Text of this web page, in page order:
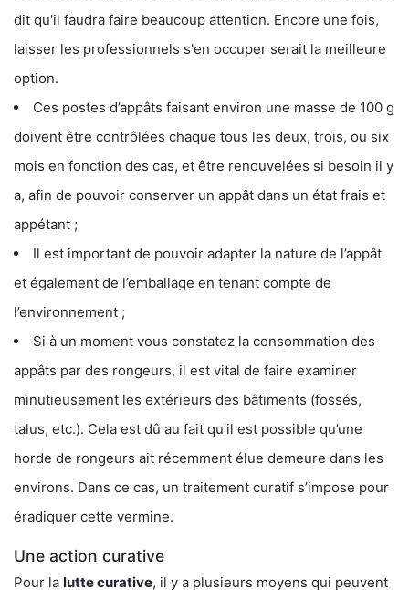
dit qu'il faudra faire beaucoup attention. Encore une fois,
laisser les professionnels s'en occuper serait la meilleure
option.
Ces postes d’appâts faisant environ une masse de 100 g
doivent être contrôlées chaque tous les deux, trois, ou six
mois en fonction des cas, et être renouvelées si besoin il y
a, afin de pouvoir conserver un appât dans un état frais et
appétant ;
Il est important de pouvoir adapter la nature de l’appât
et également de l’emballage en tenant compte de
l’environnement ;
Si à un moment vous constatez la consommation des
appâts par des rongeurs, il est vital de faire examiner
minutieusement les extérieurs des bâtiments (fossés,
talus, etc.). Cela est dû au fait qu’il est possible qu’une
horde de rongeurs ait récemment élue demeure dans les
environs. Dans ce cas, un traitement curatif s’impose pour
éradiquer cette vermine.
Une action curative
Pour la lutte curative, il y a plusieurs moyens qui peuvent